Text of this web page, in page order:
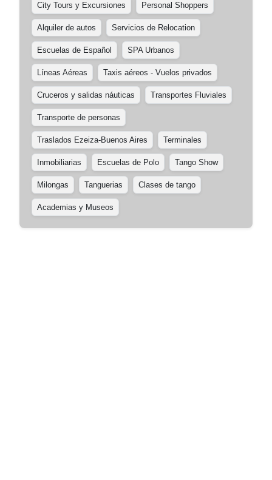
City Tours y Excursiones Personal Shoppers
Alquiler de autos Servicios de Relocation
Escuelas de Español SPA Urbanos
Líneas Aéreas Taxis aéreos - Vuelos privados
Cruceros y salidas náuticas Transportes Fluviales
Transporte de personas
Traslados Ezeiza-Buenos Aires Terminales
Inmobiliarias Escuelas de Polo Tango Show
Milongas Tanguerias Clases de tango
Academias y Museos